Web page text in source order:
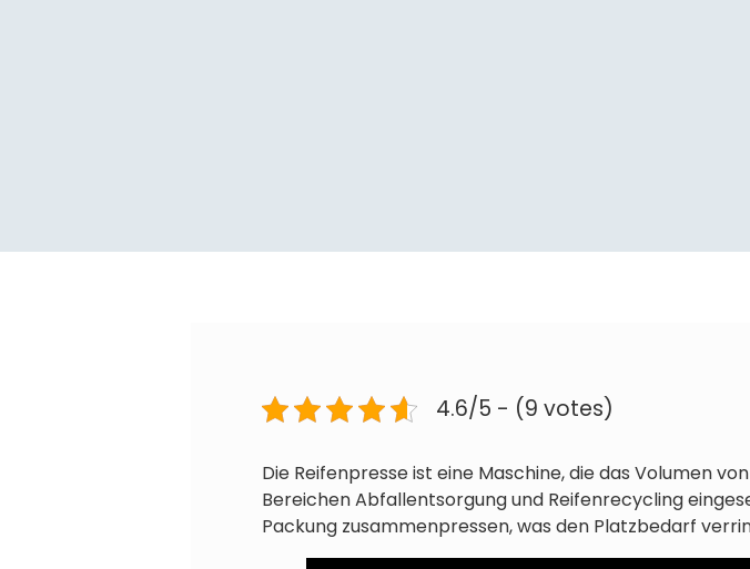
4.6/5 - (9 votes)
Die Reifenpresse ist eine Maschine, die das Volumen
Bereichen Abfallentsorgung und Reifenrecycling
Packung zusammenpressen, was den Platzbedarf